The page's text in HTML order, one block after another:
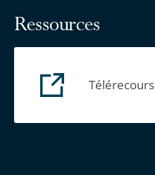
Ressources
Télérecours